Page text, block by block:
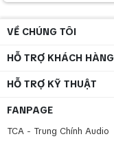
VỀ CHÚNG TÔI
HỖ TRỢ KHÁCH HÀNG
HỖ TRỢ KỸ THUẬT
FANPAGE
TCA - Trung Chính Audio